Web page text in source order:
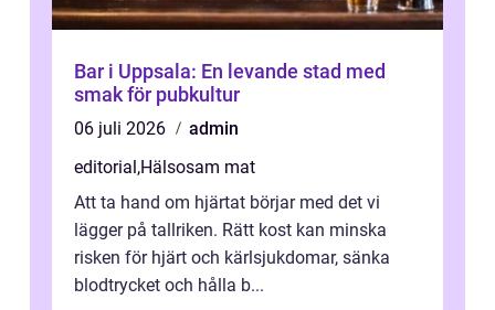
Bar i Uppsala: En levande stad med
smak för pubkultur
06 juli 2026
admin
editorial ,Hälsosam mat
Att ta hand om hjärtat börjar med det vi
lägger på tallriken. Rätt kost kan minska
risken för hjärt och kärlsjukdomar, sänka
blodtrycket och hålla b...